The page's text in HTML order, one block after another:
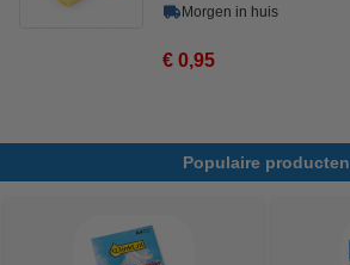
Morgen in huis
€ 0,95
Populaire producten